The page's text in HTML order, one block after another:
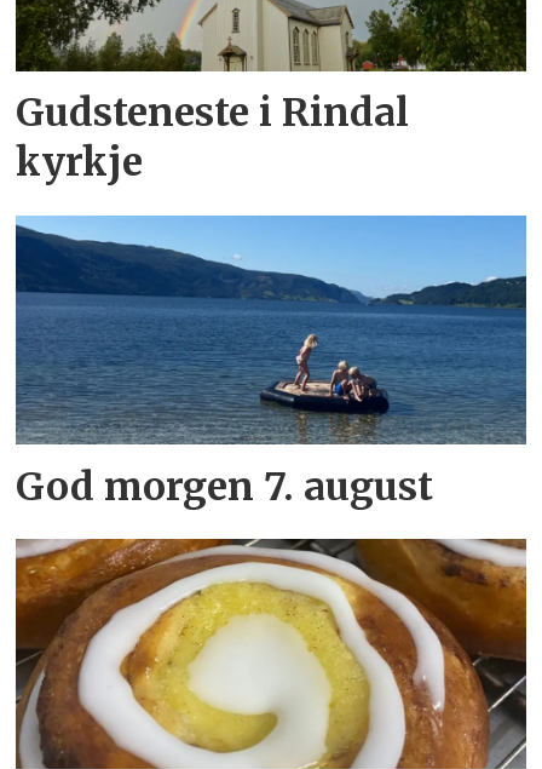
Gudsteneste i Rindal
kyrkje
God morgen 7. august